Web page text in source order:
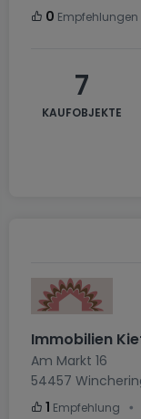
0 Empfehlungen
7
KAUFOBJEKTE
Immobilien
Am Markt 16
54457
1 Empfehlung ・